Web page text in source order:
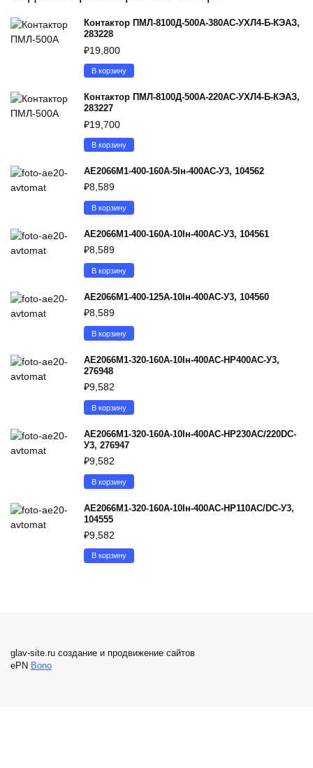
Контактор ПМЛ-8100Д-500А-380AC-УХЛ4-Б-КЭАЗ,
283228
₽19,800
В корзину
Контактор ПМЛ-8100Д-500А-220AC-УХЛ4-Б-КЭАЗ,
283227
₽19,700
В корзину
АЕ2066М1-400-160А-5Iн-400AC-У3, 104562
₽8,589
В корзину
АЕ2066М1-400-160А-10Iн-400AC-У3, 104561
₽8,589
В корзину
АЕ2066М1-400-125А-10Iн-400AC-У3, 104560
₽8,589
В корзину
АЕ2066М1-320-160А-10Iн-400AC-НР400AC-У3,
276948
₽9,582
В корзину
АЕ2066М1-320-160А-10Iн-400AC-НР230AC/220DC-
У3, 276947
₽9,582
В корзину
АЕ2066М1-320-160А-10Iн-400AC-НР110AC/DC-У3,
104555
₽9,582
В корзину
glav-site.ru создание и продвижение сайтов
ePN Bono